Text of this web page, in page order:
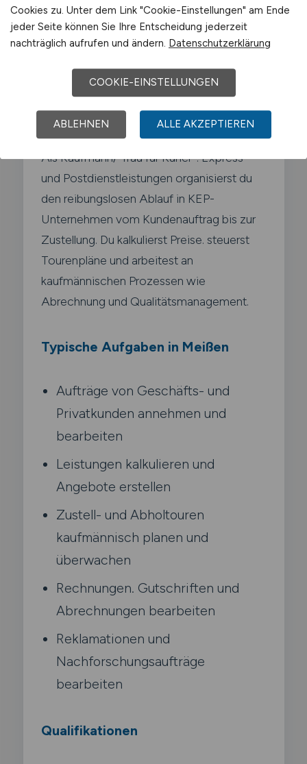
Was macht ein Kaufmann für
Kurier Express und
Postdienstleistungen?
Als Kaufmann/-frau für Kurier-. Express-
und Postdienstleistungen organisierst du
den reibungslosen Ablauf in KEP-
Unternehmen vom Kundenauftrag bis zur
Zustellung. Du kalkulierst Preise. steuerst
Tourenpläne und arbeitest an
kaufmännischen Prozessen wie
Abrechnung und Qualitätsmanagement.
Typische Aufgaben in Meißen
Aufträge von Geschäfts- und
Privatkunden annehmen und
bearbeiten
Leistungen kalkulieren und
Angebote erstellen
Zustell- und Abholtouren
kaufmännisch planen und
überwachen
Rechnungen. Gutschriften und
Abrechnungen bearbeiten
Reklamationen und
Nachforschungsaufträge
bearbeiten
Qualifikationen
Cookies zu. Unter dem Link "Cookie-Einstellungen" am Ende
jeder Seite können Sie Ihre Entscheidung jederzeit
nachträglich aufrufen und ändern. Datenschutzerklärung
COOKIE-EINSTELLUNGEN
ABLEHNEN ALLE AKZEPTIEREN